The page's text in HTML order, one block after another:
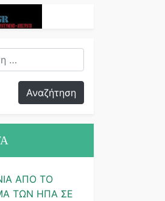
ΑΠΟ ΤΟ
ΤΩΝ ΗΠΑ ΣΕ